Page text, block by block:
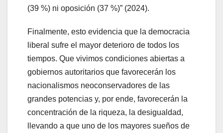
(39 %) ni oposición (37 %)” (2024).
Finalmente, esto evidencia que la democracia
liberal sufre el mayor deterioro de todos los
tiempos. Que vivimos condiciones abiertas a
gobiernos autoritarios que favorecerán los
nacionalismos neoconservadores de las
grandes potencias y, por ende, favorecerán la
concentración de la riqueza, la desigualdad,
llevando a que uno de los mayores sueños de